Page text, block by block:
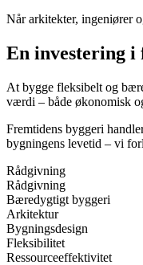
Når arkitekter, ingeniører
En investering i
At bygge fleksibelt og
værdi – både økonomisk
Fremtidens byggeri
bygningens levetid – vi
Rådgivning
Rådgivning
Bæredygtigt byggeri
Arkitektur
Bygningsdesign
Fleksibilitet
Ressourceeffektivitet